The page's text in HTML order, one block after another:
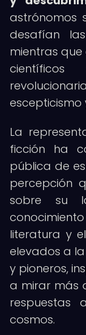
astrónomos
desafían
mientras
científicos
escepticismo
La
ficción ha
pública de
percepción
sobre su
literatura y
elevados a
y pioneros,
a mirar más
respuestas
cosmos.